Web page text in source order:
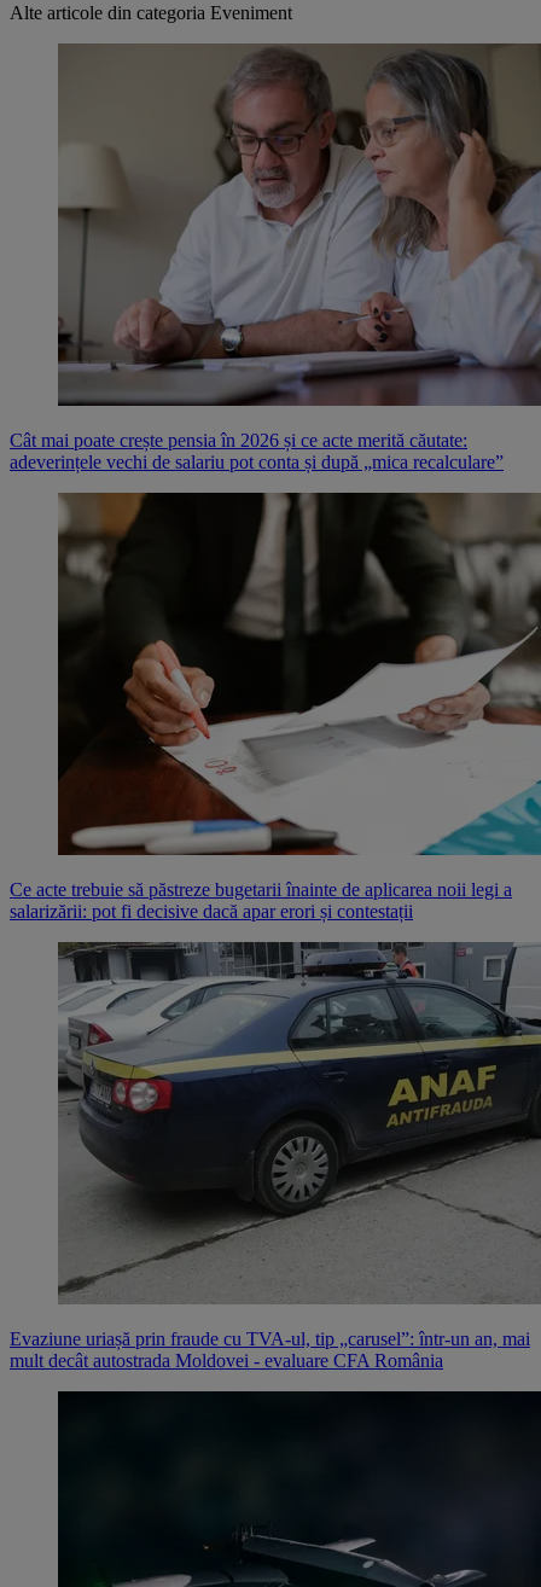
Alte articole din categoria Eveniment
Cât mai poate crește pensia în 2026 și ce acte merită căutate:
adeverințele vechi de salariu pot conta și după „mica recalculare”
Ce acte trebuie să păstreze bugetarii înainte de aplicarea noii legi a
salarizării: pot fi decisive dacă apar erori și contestații
Evaziune uriașă prin fraude cu TVA-ul, tip „carusel”: într-un an, mai
mult decât autostrada Moldovei - evaluare CFA România